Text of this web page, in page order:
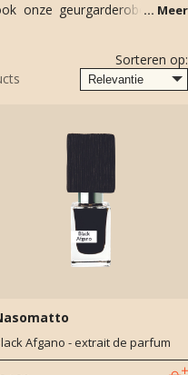
onze geurgarderobe. In de
gevoel achterlaten: als een
... Meer
Sorteren op:
Afgano - extrait de parfum